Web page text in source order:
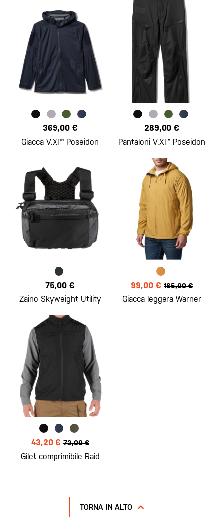
369,00 €
Giacca V.XI™ Poseidon
289,00 €
Pantaloni V.XI™ Poseidon
75,00 €
Zaino Skyweight Utility
99,00 € 165,00 €
Giacca leggera Warner
43,20 € 72,00 €
Gilet comprimibile Raid
TORNA IN ALTO